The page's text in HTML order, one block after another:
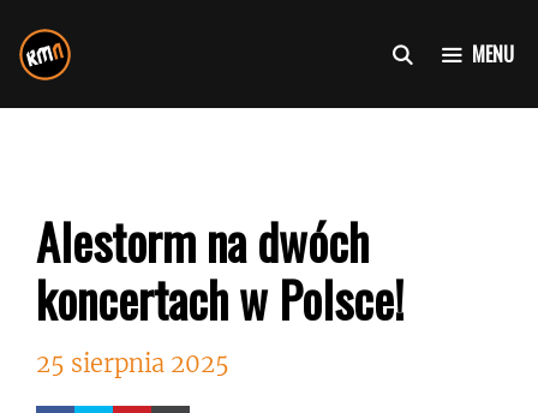
do
treści
MENU
Alestorm na dwóch
koncertach w Polsce!
25 sierpnia 2025